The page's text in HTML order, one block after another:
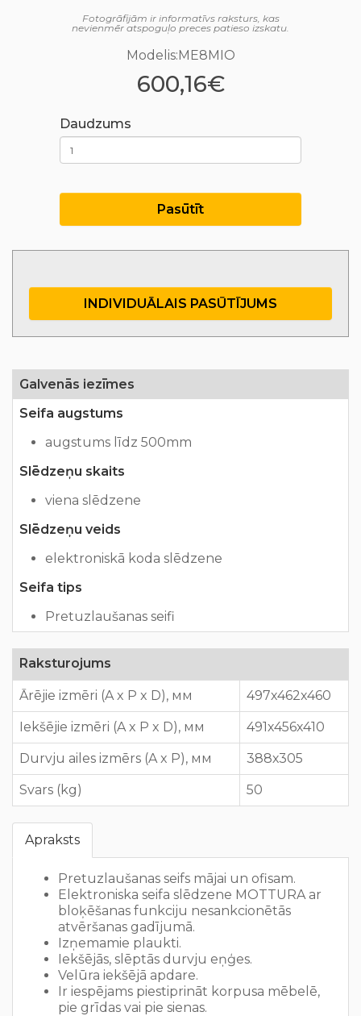
Fotogrāfijām ir informatīvs raksturs, kas
nevienmēr atspoguļo preces patieso izskatu.
Modelis:ME8MIO
600,16€
Daudzums
Pasūtīt
INDIVIDUĀLAIS PASŪTĪJUMS
Galvenās iezīmes
Seifa augstums
augstums līdz 500mm
Slēdzeņu skaits
viena slēdzene
Slēdzeņu veids
elektroniskā koda slēdzene
Seifa tips
Pretuzlaušanas seifi
Raksturojums
Ārējie izmēri (A x P x D), мм 497х462х460
Iekšējie izmēri (A x P x D), мм 491х456х410
Durvju ailes izmērs (A x P), мм 388х305
Svars (kg) 50
Apraksts
Pretuzlaušanas seifs mājai un ofisam.
Elektroniska seifa slēdzene MOTTURA ar
bloķēšanas funkciju nesankcionētās
atvēršanas gadījumā.
Izņemamie plaukti.
Iekšējās, slēptās durvju eņģes.
Velūra iekšējā apdare.
Ir iespējams piestiprināt korpusa mēbelē,
pie grīdas vai pie sienas.